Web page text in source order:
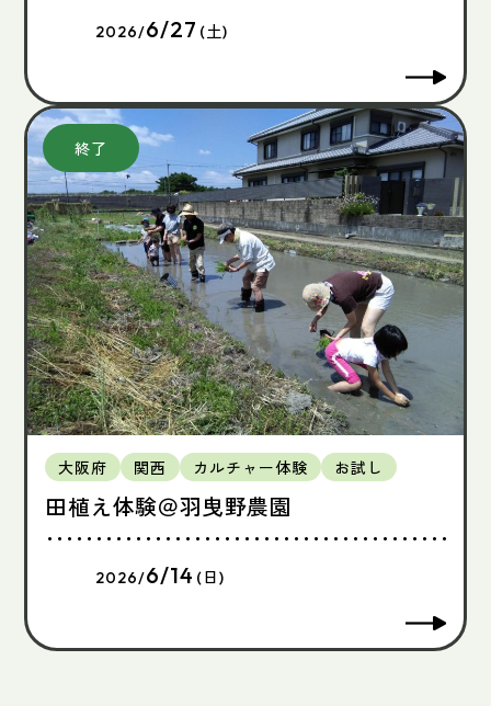
2026/6/27 (土)
大阪府 関西 カルチャー体験 お試し
田植え体験＠羽曳野農園
2026/6/14 (日)